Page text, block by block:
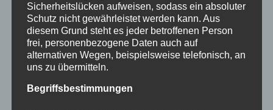
CURA SPORT BONE
89,99€ Enthält 7% Mehrwertsteuer zzgl.
Lieferzeit: sofort lieferbar
Sicherheitslücken aufweisen, sodass ein absoluter
Schutz nicht gewährleistet werden kann. Aus
diesem Grund steht es jeder betroffenen Person
frei, personenbezogene Daten auch auf
alternativen Wegen, beispielsweise telefonisch, an
uns zu übermitteln.
Begriffsbestimmungen